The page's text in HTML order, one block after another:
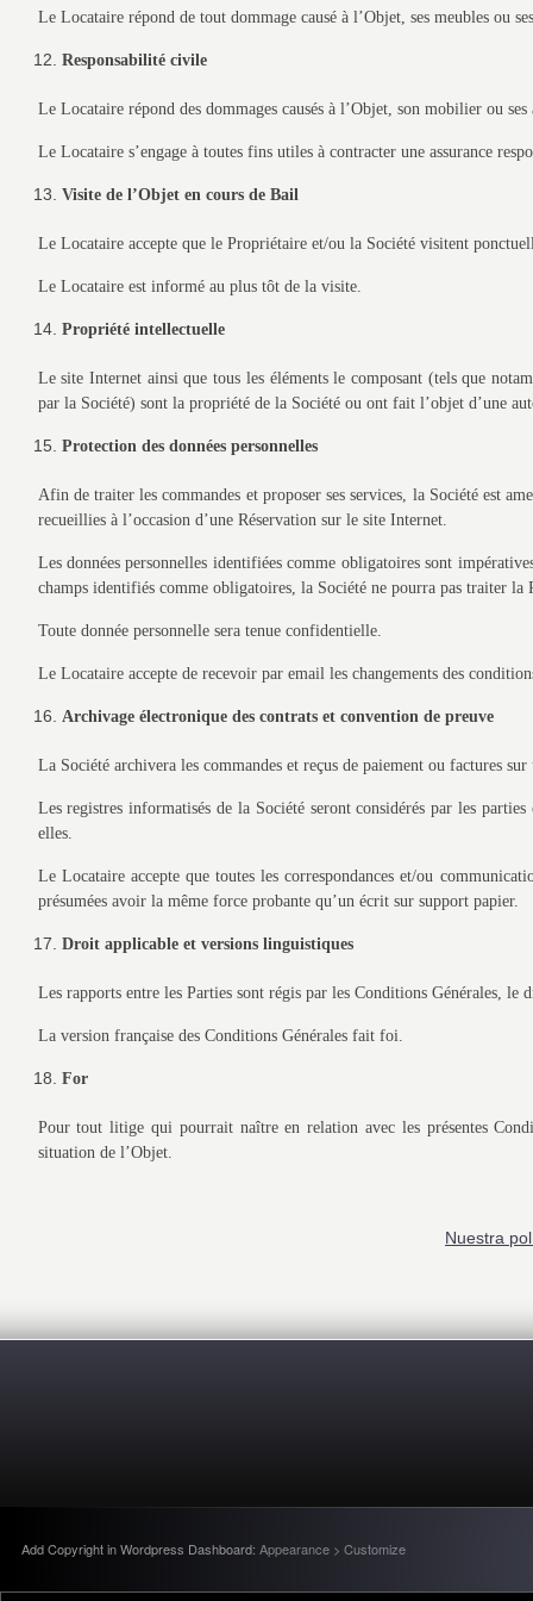
Le Locataire répond de tout dommage causé à l’Objet, ses meubles ou
Responsabilité civile
Le Locataire répond des dommages causés à l’Objet, son mobilier ou
Le Locataire s’engage à toutes fins utiles à contracter une assurance
Visite de l’Objet en cours de Bail
Le Locataire accepte que le Propriétaire et/ou la Société visitent
Le Locataire est informé au plus tôt de la visite.
Propriété intellectuelle
Le site Internet ainsi que tous les éléments le composant (tels que
par la Société) sont la propriété de la Société ou ont fait l’objet d’une
Protection des données personnelles
Afin de traiter les commandes et proposer ses services, la Société est
recueillies à l’occasion d’une Réservation sur le site Internet.
Les données personnelles identifiées comme obligatoires sont
champs identifiés comme obligatoires, la Société ne pourra pas traiter la
Toute donnée personnelle sera tenue confidentielle.
Le Locataire accepte de recevoir par email les changements des
Archivage électronique des contrats et convention de preuve
La Société archivera les commandes et reçus de paiement ou factures
Les registres informatisés de la Société seront considérés par les
elles.
Le Locataire accepte que toutes les correspondances et/ou
présumées avoir la même force probante qu’un écrit sur support papier.
Droit applicable et versions linguistiques
Les rapports entre les Parties sont régis par les Conditions Générales,
La version française des Conditions Générales fait foi.
For
Pour tout litige qui pourrait naître en relation avec les présentes
situation de l’Objet.
Nuestra
Add Copyright in Wordpress Dashboard: Appearance > Customize